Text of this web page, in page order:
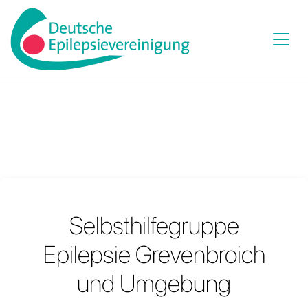
Selbsthilfegruppe
Epilepsie Grevenbroich
und Umgebung